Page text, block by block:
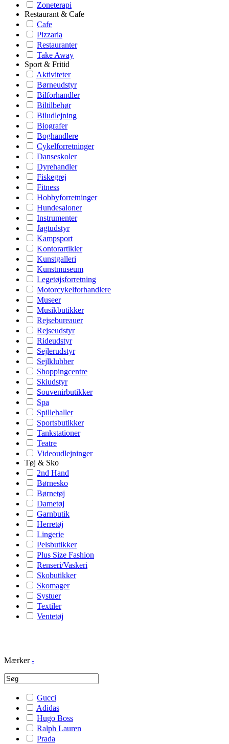
Zoneterapi
Restaurant & Cafe
Cafe
Pizzaria
Restauranter
Take Away
Sport & Fritid
Aktiviteter
Børneudstyr
Bilforhandler
Biltilbehør
Biludlejning
Biografer
Boghandlere
Cykelforretninger
Danseskoler
Dyrehandler
Fiskegrej
Fitness
Hobbyforretninger
Hundesaloner
Instrumenter
Jagtudstyr
Kampsport
Kontorartikler
Kunstgalleri
Kunstmuseum
Legetøjsforretning
Motorcykelforhandlere
Museer
Musikbutikker
Rejsebureauer
Rejseudstyr
Rideudstyr
Sejlerudstyr
Sejlklubber
Shoppingcentre
Skiudstyr
Souvenirbutikker
Spa
Spillehaller
Sportsbutikker
Tankstationer
Teatre
Videoudlejninger
Tøj & Sko
2nd Hand
Børnesko
Børnetøj
Dametøj
Garnbutik
Herretøj
Lingerie
Pelsbutikker
Plus Size Fashion
Renseri/Vaskeri
Skobutikker
Skomager
Systuer
Textiler
Ventetøj
Mærker -
Gucci
Adidas
Hugo Boss
Ralph Lauren
Prada